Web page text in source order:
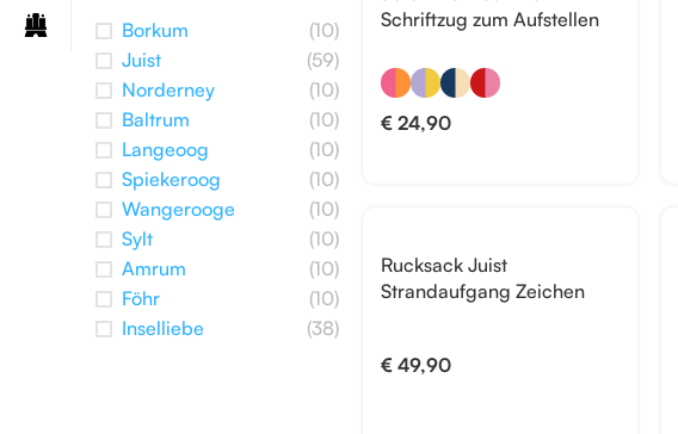
Borkum
(10)
Juist
(59)
Norderney
(10)
Baltrum
(10)
Langeoog
(10)
Spiekeroog
(10)
Wangerooge
(10)
Sylt
(10)
Amrum
(10)
Föhr
(10)
Inselliebe
(38)
Schriftzug zum Aufstellen
€ 24,90
Rucksack Juist
Strandaufgang Zeichen
€ 49,90